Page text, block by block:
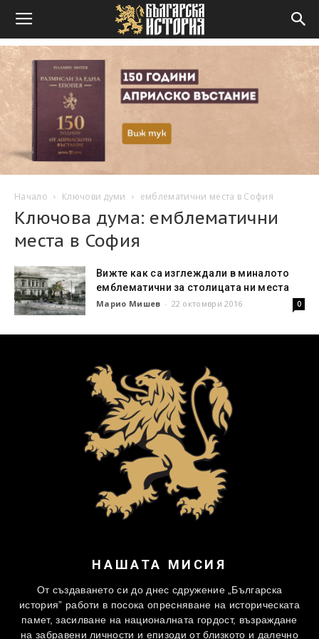
Начало Ключови думи емблематични места в София
Ключова дума: емблематични
места в София
Вижте как са изглеждали в миналото
емблематични за столицата ни места
Марио Мишев - 22 октомври 2016 0
НАШАТА МИСИЯ
От създаването си до днес сдружение „Българска
история” работи в посока опресняване на историческата
памет, засилване на националната гордост, възраждане
на забравени личности и епизоди от близкото и далечно